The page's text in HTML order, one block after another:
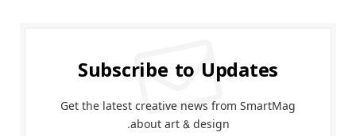
Subscribe to Updates
Get the latest creative news from SmartMag
about art & design.